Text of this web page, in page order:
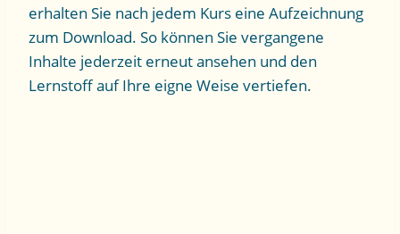
erhalten Sie nach jedem Kurs eine Aufzeichnung
zum Download. So können Sie vergangene
Inhalte jederzeit erneut ansehen und den
Lernstoff auf Ihre eigne Weise vertiefen.